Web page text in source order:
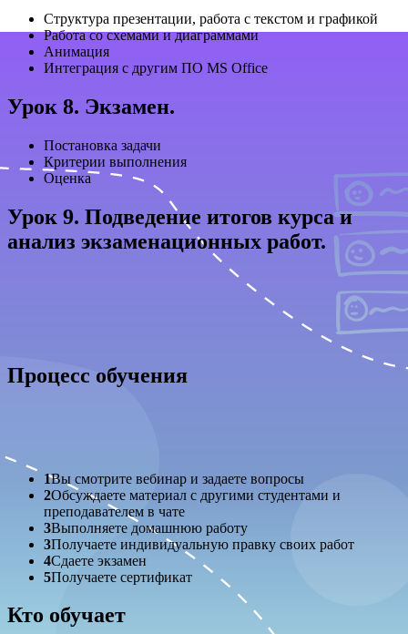
Структура презентации, работа с текстом и графикой
Работа со схемами и диаграммами
Анимация
Интеграция с другим ПО MS Office
Урок 8. Экзамен.
Постановка задачи
Критерии выполнения
Оценка
Урок 9. Подведение итогов курса и
анализ экзаменационных работ.
Процесс обучения
1Вы смотрите вебинар и задаете вопросы
2Обсуждаете материал с другими студентами и
преподавателем в чате
3Выполняете домашнюю работу
3Получаете индивидуальную правку своих работ
4Сдаете экзамен
5Получаете сертификат
Кто обучает